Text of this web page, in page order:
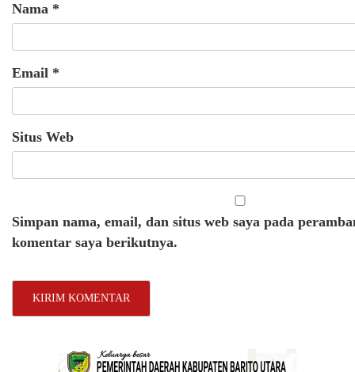
Nama *
Email *
Situs Web
Simpan nama, email, dan situs web saya pada
komentar saya berikutnya.